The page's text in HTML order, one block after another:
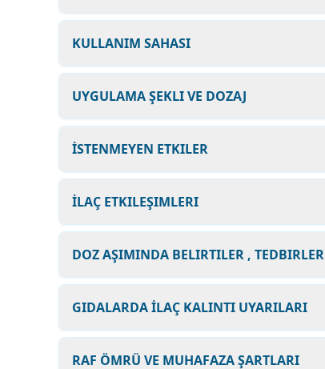
KULLANIM SAHASI
UYGULAMA ŞEKLI VE DOZAJ
İSTENMEYEN ETKILER
İLAÇ ETKILEŞIMLERI
DOZ AŞIMINDA BELIRTILER , TEDBIRLER
GIDALARDA İLAÇ KALINTI UYARILARI
RAF ÖMRÜ VE MUHAFAZA ŞARTLARI